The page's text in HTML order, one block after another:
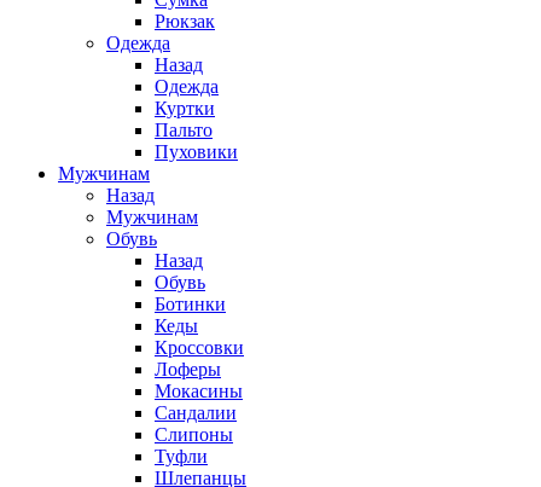
Рюкзак
Одежда
Назад
Одежда
Куртки
Пальто
Пуховики
Мужчинам
Назад
Мужчинам
Обувь
Назад
Обувь
Ботинки
Кеды
Кроссовки
Лоферы
Мокасины
Сандалии
Слипоны
Туфли
Шлепанцы